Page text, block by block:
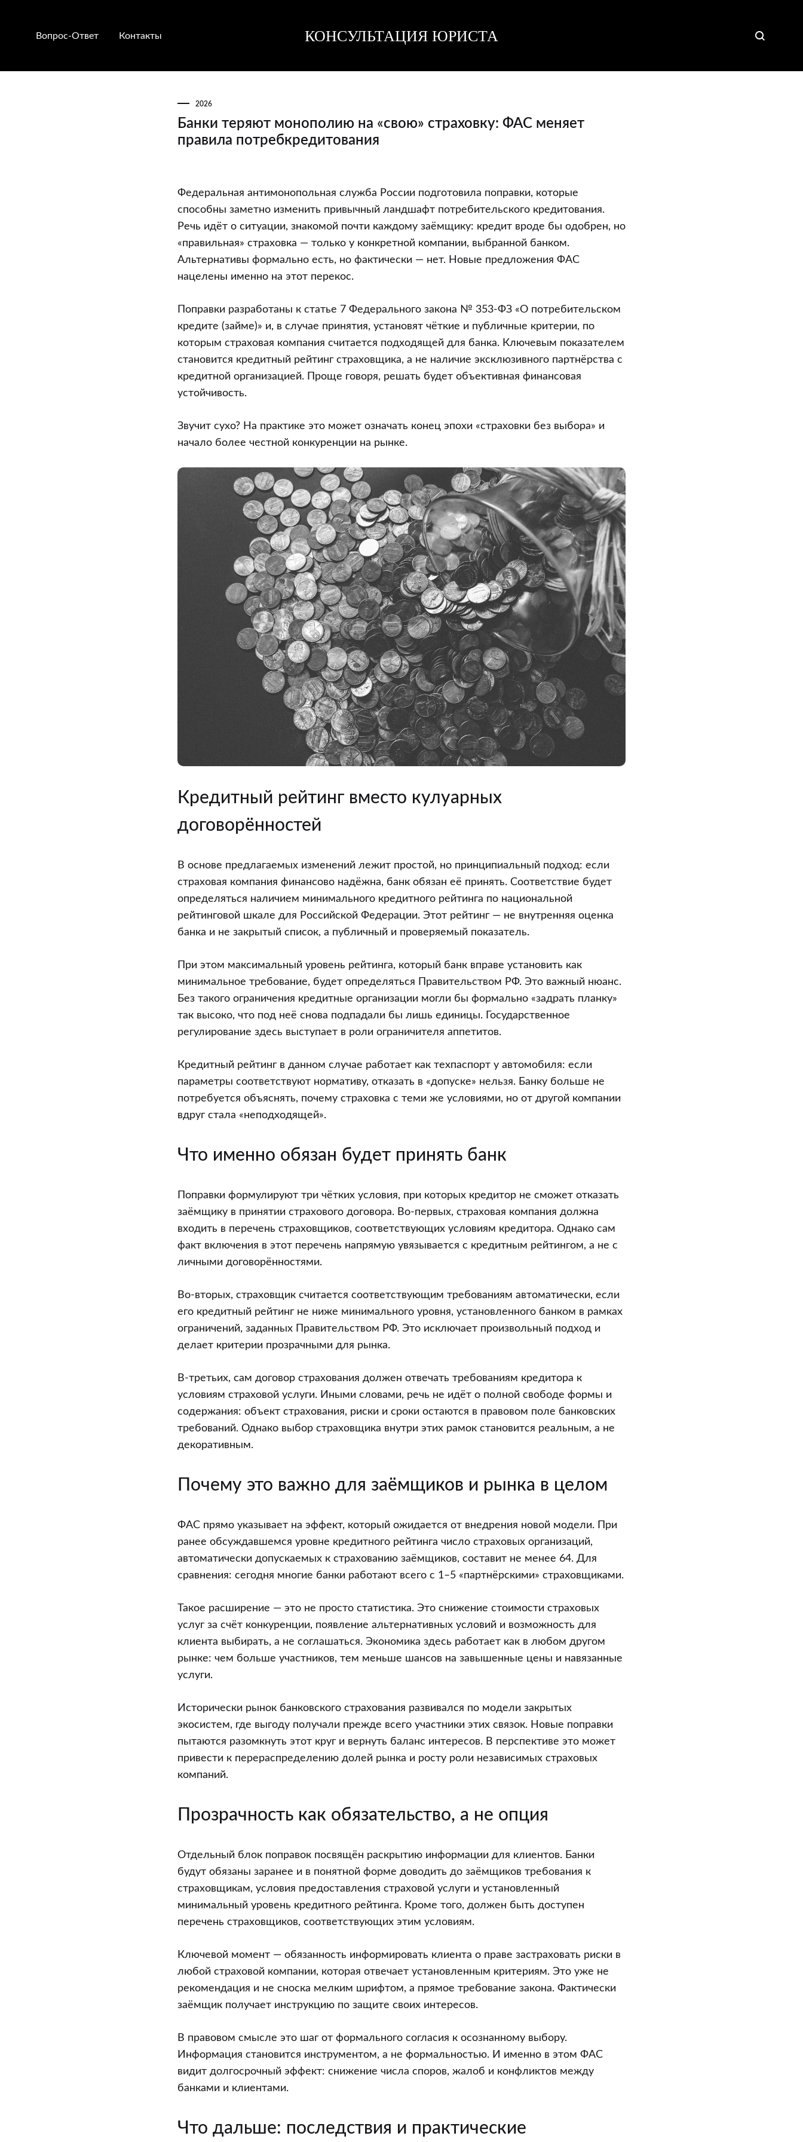
Вопрос-Ответ Контакты КОНСУЛЬТАЦИЯ ЮРИСТА
юриста
юриста
2026
Банки теряют монополию на «свою» страховку: ФАС меняет
правила потребкредитования
Банки
теряют
монополию
на
«свою»
страховку:
меняет
правила
потребкредитования
Федеральная антимонопольная служба России подготовила поправки, которые
способны заметно изменить привычный ландшафт потребительского кредитования.
Речь идёт о ситуации, знакомой почти каждому заёмщику: кредит вроде бы одобрен, но
«правильная» страховка — только у конкретной компании, выбранной банком.
Альтернативы формально есть, но фактически — нет. Новые предложения ФАС
нацелены именно на этот перекос.
Поправки разработаны к статье 7 Федерального закона № 353-ФЗ «О потребительском
кредите (займе)» и, в случае принятия, установят чёткие и публичные критерии, по
которым страховая компания считается подходящей для банка. Ключевым показателем
становится кредитный рейтинг страховщика, а не наличие эксклюзивного партнёрства с
кредитной организацией. Проще говоря, решать будет объективная финансовая
устойчивость.
Звучит сухо? На практике это может означать конец эпохи «страховки без выбора» и
начало более честной конкуренции на рынке.
Кредитный рейтинг вместо кулуарных
договорённостей
В основе предлагаемых изменений лежит простой, но принципиальный подход: если
страховая компания финансово надёжна, банк обязан её принять. Соответствие будет
определяться наличием минимального кредитного рейтинга по национальной
рейтинговой шкале для Российской Федерации. Этот рейтинг — не внутренняя оценка
банка и не закрытый список, а публичный и проверяемый показатель.
При этом максимальный уровень рейтинга, который банк вправе установить как
минимальное требование, будет определяться Правительством РФ. Это важный нюанс.
Без такого ограничения кредитные организации могли бы формально «задрать планку»
так высоко, что под неё снова подпадали бы лишь единицы. Государственное
регулирование здесь выступает в роли ограничителя аппетитов.
Кредитный рейтинг в данном случае работает как техпаспорт у автомобиля: если
параметры соответствуют нормативу, отказать в «допуске» нельзя. Банку больше не
потребуется объяснять, почему страховка с теми же условиями, но от другой компании
вдруг стала «неподходящей».
Что именно обязан будет принять банк
Поправки формулируют три чётких условия, при которых кредитор не сможет отказать
заёмщику в принятии страхового договора. Во-первых, страховая компания должна
входить в перечень страховщиков, соответствующих условиям кредитора. Однако сам
факт включения в этот перечень напрямую увязывается с кредитным рейтингом, а не с
личными договорённостями.
Во-вторых, страховщик считается соответствующим требованиям автоматически, если
его кредитный рейтинг не ниже минимального уровня, установленного банком в рамках
ограничений, заданных Правительством РФ. Это исключает произвольный подход и
делает критерии прозрачными для рынка.
В-третьих, сам договор страхования должен отвечать требованиям кредитора к
условиям страховой услуги. Иными словами, речь не идёт о полной свободе формы и
содержания: объект страхования, риски и сроки остаются в правовом поле банковских
требований. Однако выбор страховщика внутри этих рамок становится реальным, а не
декоративным.
Почему это важно для заёмщиков и рынка в целом
ФАС прямо указывает на эффект, который ожидается от внедрения новой модели. При
ранее обсуждавшемся уровне кредитного рейтинга число страховых организаций,
автоматически допускаемых к страхованию заёмщиков, составит не менее 64. Для
сравнения: сегодня многие банки работают всего с 1–5 «партнёрскими» страховщиками.
Такое расширение — это не просто статистика. Это снижение стоимости страховых
услуг за счёт конкуренции, появление альтернативных условий и возможность для
клиента выбирать, а не соглашаться. Экономика здесь работает как в любом другом
рынке: чем больше участников, тем меньше шансов на завышенные цены и навязанные
услуги.
Исторически рынок банковского страхования развивался по модели закрытых
экосистем, где выгоду получали прежде всего участники этих связок. Новые поправки
пытаются разомкнуть этот круг и вернуть баланс интересов. В перспективе это может
привести к перераспределению долей рынка и росту роли независимых страховых
компаний.
Прозрачность как обязательство, а не опция
Отдельный блок поправок посвящён раскрытию информации для клиентов. Банки
будут обязаны заранее и в понятной форме доводить до заёмщиков требования к
страховщикам, условия предоставления страховой услуги и установленный
минимальный уровень кредитного рейтинга. Кроме того, должен быть доступен
перечень страховщиков, соответствующих этим условиям.
Ключевой момент — обязанность информировать клиента о праве застраховать риски в
любой страховой компании, которая отвечает установленным критериям. Это уже не
рекомендация и не сноска мелким шрифтом, а прямое требование закона. Фактически
заёмщик получает инструкцию по защите своих интересов.
В правовом смысле это шаг от формального согласия к осознанному выбору.
Информация становится инструментом, а не формальностью. И именно в этом ФАС
видит долгосрочный эффект: снижение числа споров, жалоб и конфликтов между
банками и клиентами.
Что дальше: последствия и практические